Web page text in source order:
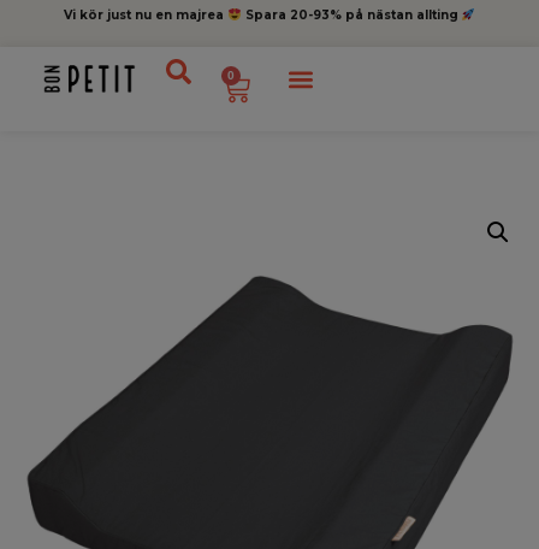
Vi kör just nu en majrea Spara 20-93% på nästan allting
0